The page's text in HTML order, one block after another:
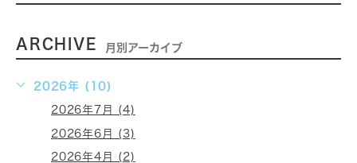
ARCHIVE 月別アーカイブ
2026年 (10)
2026年7月 (4)
2026年6月 (3)
2026年4月 (2)